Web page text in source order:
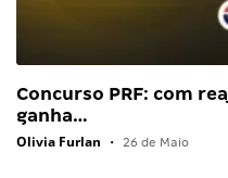
Concurso PRF: com
ganha…
Olivia Furlan • 26 de Maio